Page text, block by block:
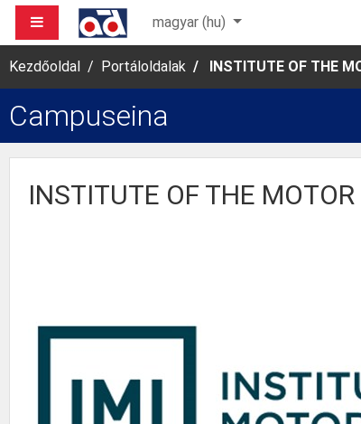
Tovább a fő tartalomhoz
OLDALPANEL magyar ‎(hu)‎
Kezdőoldal Portáloldalak INSTITUTE OF THE
Campuseina
INSTITUTE OF THE